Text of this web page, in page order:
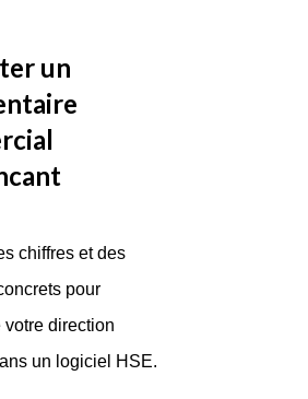
un
chiffres et des
pour
direction
un logiciel HSE.